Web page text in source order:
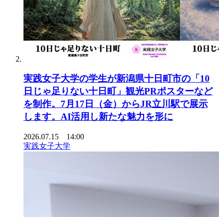
実践女子大学の学生が新潟県十日町市の「10
日じゃ足りない十日町」観光PRポスターなど
を制作。7月17日（金）からJR立川駅で展示
します。AI活用し新たな魅力を形に
2026.07.15 14:00
実践女子大学